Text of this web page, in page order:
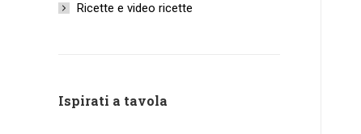
Ricette e video ricette
Ispirati a tavola